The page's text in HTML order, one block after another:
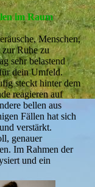
im Raum
Menschen,
zur Ruhe zu
sehr belastend
dein Umfeld.
steckt hinter dem
reagieren auf
bellen aus
Fällen hat sich
verstärkt.
genauer
Im Rahmen der
und ein